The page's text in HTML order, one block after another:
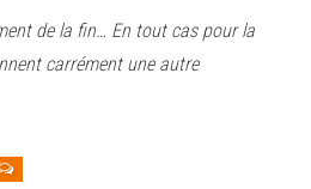
de la fin… En tout cas pour la
carrément une autre